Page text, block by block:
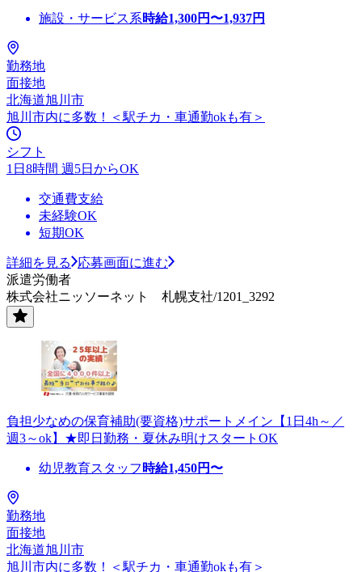
施設・サービス系時給1,300円〜1,937円
勤務地
面接地
北海道旭川市
旭川市内に多数！＜駅チカ・車通勤okも有＞
シフト
1日8時間 週5日からOK
交通費支給
未経験OK
短期OK
詳細を見る
応募画面に進む
派遣労働者
株式会社ニッソーネット 札幌支社/1201_3292
負担少なめの保育補助(要資格)サポートメイン【1日4h～／
週3～ok】★即日勤務・夏休み明けスタートOK
幼児教育スタッフ 時給1,450円〜
勤務地
面接地
北海道旭川市
旭川市内に多数！＜駅チカ・車通勤okも有＞